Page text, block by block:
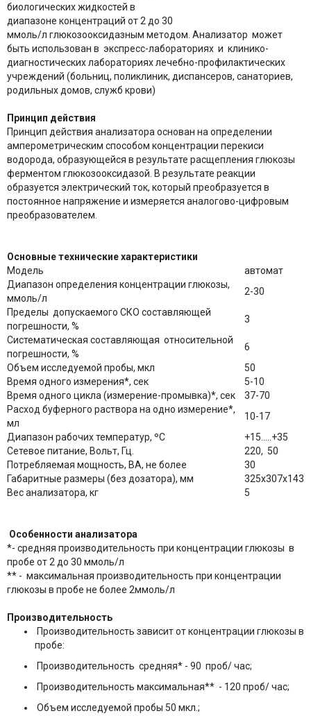
биологических жидкостей в
диапазоне концентраций от 2 до 30
ммоль/л глюкозооксидазным методом. Анализатор может
быть использован в экспресс-лабораториях и клинико-
диагностических лабораториях лечебно-профилактических
учреждений (больниц, поликлиник, диспансеров, санаториев,
родильных домов, служб крови)
Принцип действия
Принцип действия анализатора основан на определении
амперометрическим способом концентрации перекиси
водорода, образующейся в результате расщепления глюкозы
ферментом глюкозооксидазой. В результате реакции
образуется электрический ток, который преобразуется в
постоянное напряжение и измеряется аналогово-цифровым
преобразователем.
Основные технические характеристики
Модель
автомат
Диапазон определения концентрации глюкозы,
ммоль/л
2-30
Пределы допускаемого СКО составляющей
погрешности, %
3
Систематическая составляющая относительной
погрешности, %
6
Объем исследуемой пробы, мкл
50
Время одного измерения*, сек
5-10
Время одного цикла (измерение-промывка)*, сек
37-70
Расход буферного раствора на одно измерение*,
мл
10-17
Диапазон рабочих температур, ºС
+15…..+35
Сетевое питание, Вольт, Гц.
220, 50
Потребляемая мощность, ВА, не более
30
Габаритные размеры (без дозатора), мм
325х307х143
Вес анализатора, кг
5
Особенности анализатора
*- средняя производительность при концентрации глюкозы в
пробе от 2 до 30 ммоль/л
** - максимальная производительность при концентрации
глюкозы в пробе не более 2ммоль/л
Производительность
Производительность зависит от концентрации глюкозы в
пробе:
Производительность средняя* - 90 проб/ час;
Производительность максимальная** - 120 проб/ час;
Объем исследуемой пробы 50 мкл.;